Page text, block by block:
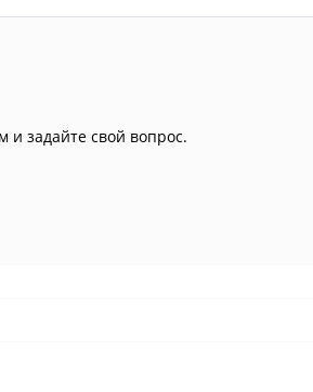
и задайте свой вопрос.